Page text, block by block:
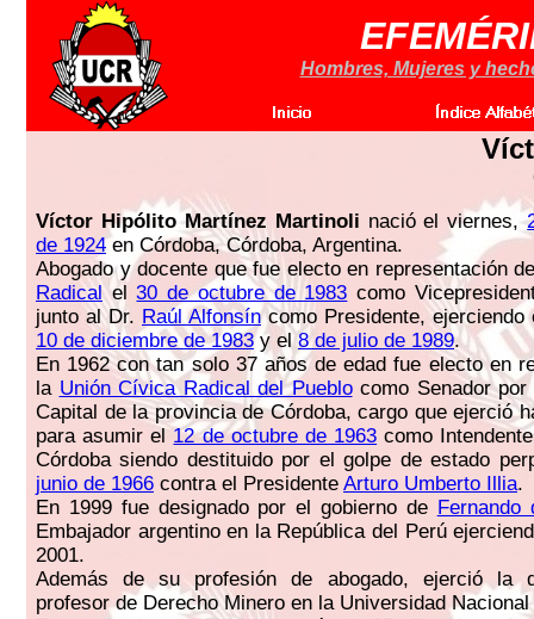
Hombres, Mujeres y
Víctor Hipólito Martínez Martinoli nació el viernes,
de 1924en Córdoba, Córdoba, Argentina.
Abogado y docente que fue electo en representación
Radicalel30 de octubre de 1983 como
junto al Dr. Raúl Alfonsíncomo Presidente, ejerciendo
10 de diciembre de 1983y el 8 de julio de 1989.
En 1962 con tan solo 37 años de edad fue electo en
la Unión Cívica Radical del Pueblocomo Senador por
Capital de la provincia de Córdoba, cargo que ejerció
para asumir el 12 de octubre de 1963 como
Córdoba siendo destituido por el golpe de estado
junio de 1966 contra el Presidente Arturo Umberto Illia.
En 1999 fue designado por el gobierno de Fernando
Embajador argentino en la República del Perú
2001.
Además de su profesión de abogado, ejerció la
profesor de Derecho Minero en la Universidad